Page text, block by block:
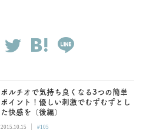
ポルチオで気持ち良くなる3つの簡単
ポイント！優しい刺激でむずむずとし
た快感を（後編）
2015.10.15 | #105